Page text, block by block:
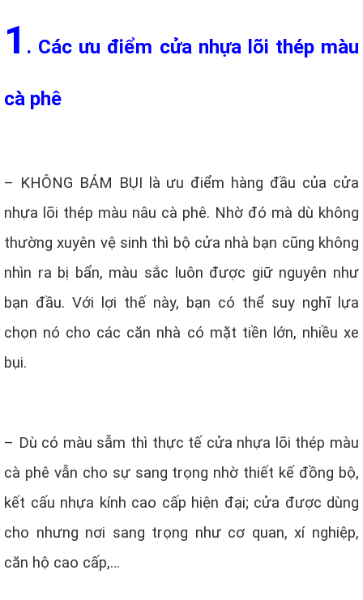
1 . Các ưu điểm cửa nhựa lõi thép màu
cà phê
– KHÔNG BÁM BỤI là ưu điểm hàng đầu của cửa
nhựa lõi thép màu nâu cà phê. Nhờ đó mà dù không
thường xuyên vệ sinh thì bộ cửa nhà bạn cũng không
nhìn ra bị bẩn, màu sắc luôn được giữ nguyên như
bạn đầu. Với lợi thế này, bạn có thể suy nghĩ lựa
chọn nó cho các căn nhà có mặt tiền lớn, nhiều xe
bụi.
– Dù có màu sẫm thì thực tế cửa nhựa lõi thép màu
cà phê vẫn cho sự sang trọng nhờ thiết kế đồng bộ,
kết cấu nhựa kính cao cấp hiện đại; cửa được dùng
cho nhưng nơi sang trọng như cơ quan, xí nghiệp,
căn hộ cao cấp,…